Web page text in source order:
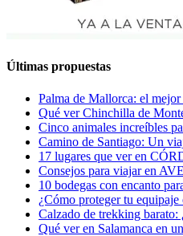
Últimas propuestas
Palma de Mallorca: el
Qué ver Chinchilla de
Cinco animales increíbles
Camino de Santiago: Un
17 lugares que ver en
Consejos para viajar en AVE
10 bodegas con encanto
¿Cómo proteger tu equipaje
Calzado de trekking barato:
Qué ver en Salamanca en